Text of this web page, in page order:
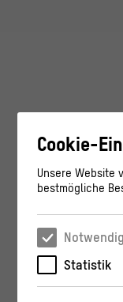
Cookie-
Unsere Website
bestmögliche
Notwendig
Statistik